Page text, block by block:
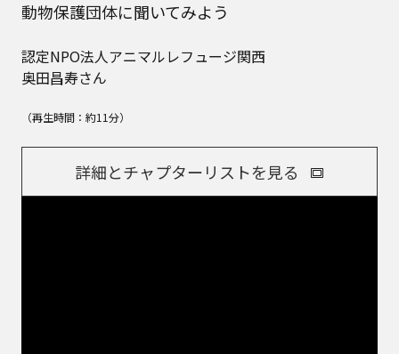
動物保護団体に聞いてみよう
認定NPO法人アニマルレフュージ関西
奥田昌寿さん
（再生時間：約11分）
詳細とチャプターリストを見る